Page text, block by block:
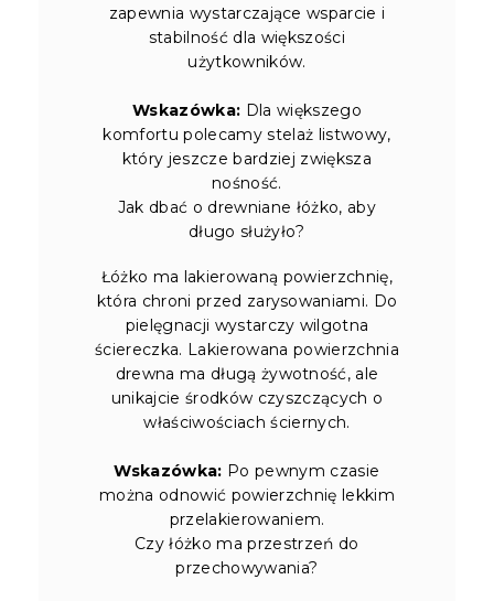
zapewnia wystarczające wsparcie i
stabilność dla większości
użytkowników.
Wskazówka: Dla większego
komfortu polecamy stelaż listwowy,
który jeszcze bardziej zwiększa
nośność.
Jak dbać o drewniane łóżko, aby
długo służyło?
Łóżko ma lakierowaną powierzchnię,
która chroni przed zarysowaniami. Do
pielęgnacji wystarczy wilgotna
ściereczka. Lakierowana powierzchnia
drewna ma długą żywotność, ale
unikajcie środków czyszczących o
właściwościach ściernych.
Wskazówka: Po pewnym czasie
można odnowić powierzchnię lekkim
przelakierowaniem.
Czy łóżko ma przestrzeń do
przechowywania?